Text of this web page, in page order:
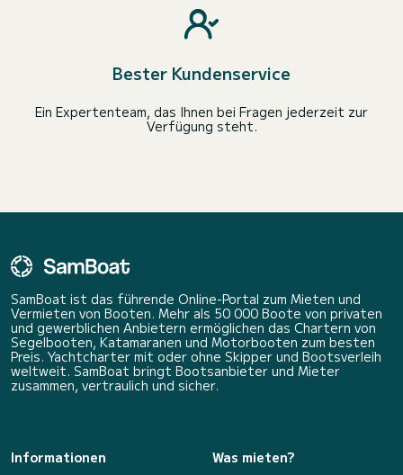
Bester Kundenservice
Ein Expertenteam, das Ihnen bei Fragen jederzeit zur
Verfügung steht.
SamBoat ist das führende Online-Portal zum Mieten und
Vermieten von Booten. Mehr als 50 000 Boote von privaten
und gewerblichen Anbietern ermöglichen das Chartern von
Segelbooten, Katamaranen und Motorbooten zum besten
Preis. Yachtcharter mit oder ohne Skipper und Bootsverleih
weltweit. SamBoat bringt Bootsanbieter und Mieter
zusammen, vertraulich und sicher.
Informationen
Was mieten?